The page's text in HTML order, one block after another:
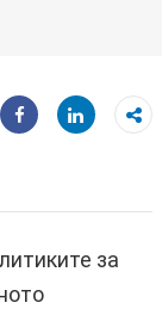
Share
Share
за